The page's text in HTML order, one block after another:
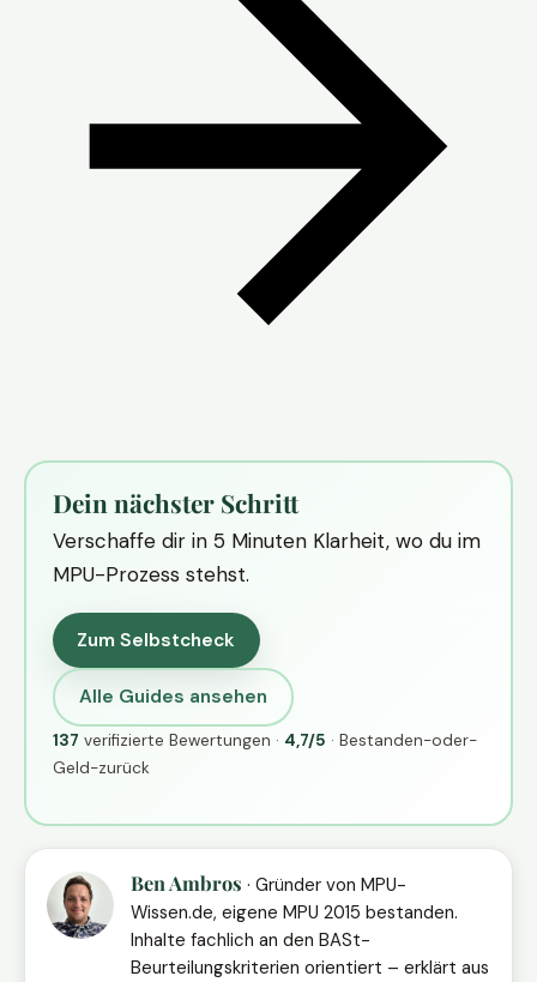
Dein nächster Schritt
Verschaffe dir in 5 Minuten Klarheit, wo du im
MPU-Prozess stehst.
Zum Selbstcheck
Alle Guides ansehen
137 verifizierte Bewertungen · 4,7/5 · Bestanden-oder-
Geld-zurück
Ben Ambros · Gründer von MPU-
Wissen.de, eigene MPU 2015 bestanden.
Inhalte fachlich an den BASt-
Beurteilungskriterien orientiert – erklärt aus